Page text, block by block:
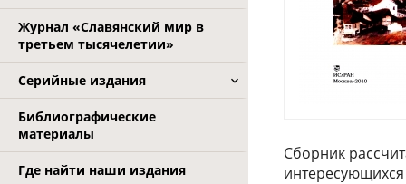
Журнал «Славянский мир в
третьем тысячелетии»
Серийные издания
Библиографические
материалы
Где найти наши издания
Сборник